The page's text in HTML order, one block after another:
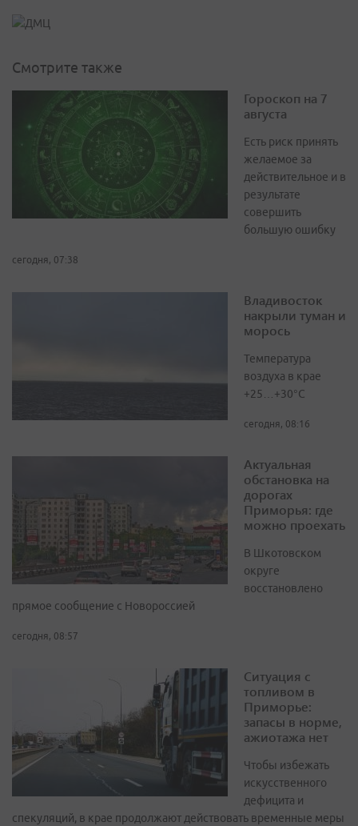
Смотрите также
Гороскоп на 7
августа
Есть риск принять
желаемое за
действительное и в
результате
совершить
большую ошибку
сегодня, 07:38
Владивосток
накрыли туман и
морось
Температура
воздуха в крае
+25…+30°C
сегодня, 08:16
Актуальная
обстановка на
дорогах
Приморья: где
можно проехать
В Шкотовском
округе
восстановлено
прямое сообщение с Новороссией
сегодня, 08:57
Ситуация с
топливом в
Приморье:
запасы в норме,
ажиотажа нет
Чтобы избежать
искусственного
дефицита и
спекуляций, в крае продолжают действовать временные меры